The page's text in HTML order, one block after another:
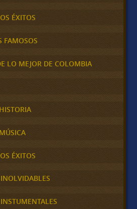
ÉXITOS
FAMOSOS
LO MEJOR DE COLOMBIA
ÉXITOS